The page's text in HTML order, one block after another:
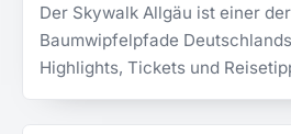
Der Skywalk Allgäu ist einer
Baumwipfelpfade
Highlights, Tickets und